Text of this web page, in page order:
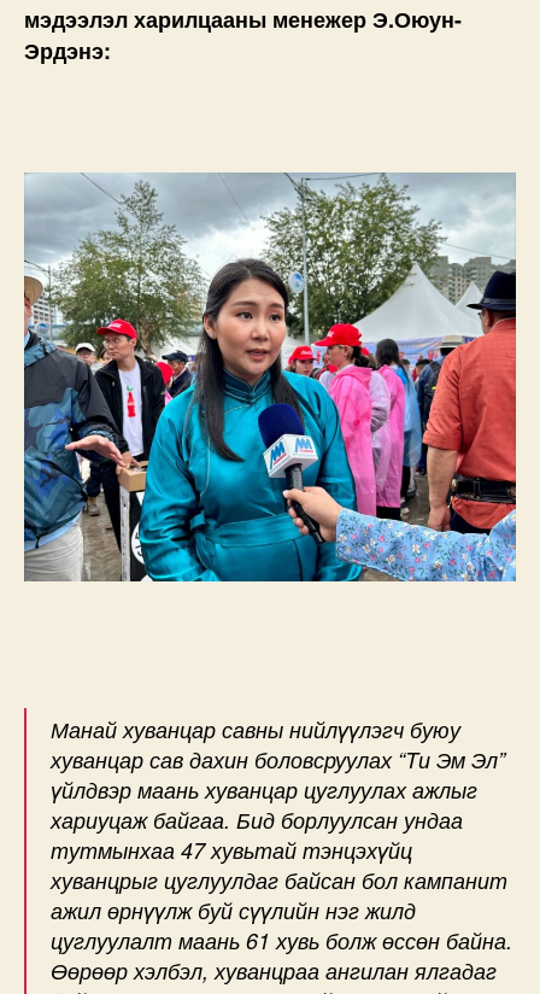
мэдээлэл харилцааны менежер Э.Оюун-
Эрдэнэ:
Манай хуванцар савны нийлүүлэгч буюу
хуванцар сав дахин боловсруулах “Tи Эм Эл”
үйлдвэр маань хуванцар цуглуулах ажлыг
хариуцаж байгаа. Бид борлуулсан ундаа
тутмынхаа 47 хувьтай тэнцэхүйц
хуванцрыг цуглуулдаг байсан бол кампанит
ажил өрнүүлж буй сүүлийн нэг жилд
цуглуулалт маань 61 хувь болж өссөн байна.
Өөрөөр хэлбэл, хуванцраа ангилан ялгадаг